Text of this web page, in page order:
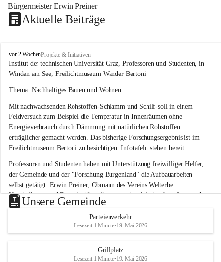
Bürgermeister Erwin Preiner
Aktuelle Beiträge
W
i
n
e
a
m
S
e
e
vor 2 WochenProjekte & Initiativen
Institut der technischen Universität Graz, Professoren und Studenten, in
Winden am See, Freilichtmuseum Wander Bertoni.
Thema: Nachhaltiges Bauen und Wohnen
Mit nachwachsenden Rohstoffen-Schlamm und Schilf-soll in einem
Feldversuch zum Beispiel die Temperatur in Innenräumen ohne
Energieverbrauch durch Dämmung mit natürlichen Rohstoffen
erträglicher gemacht werden. Das bisherige Forschungsergebnis ist im
Freilichtmuseum Bertoni zu besichtigen. Infotafeln stehen bereit.
Professoren und Studenten haben mit Unterstützung freiwilliger Helfer,
der Gemeinde und der "Forschung Burgenland" die Aufbauarbeiten
selbst getätigt. Erwin Preiner, Obmann des Vereins Welterbe
Neusiedlersee und Bgm. ist über die innovative Arbeit sehr erfreut und
hofft auf baldige praktische Anwendung der Forschungsergebnisse.
Gerade in Zeiten des Klimawandels ist jede technologische Innovation
wichtig!
Unsere Gemeinde
Parteienverkehr
Lesezeit 1 Minute•19. Mai 2026
Grillplatz
Lesezeit 1 Minute•19. Mai 2026